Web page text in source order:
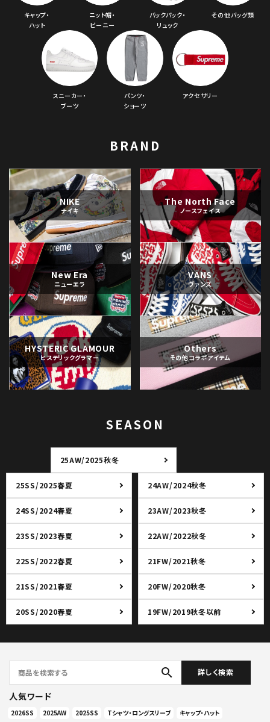
キャップ・
ハット
ニット帽・
ビーニー
バックパック・
リュック
その他バッグ類
スニーカー・
ブーツ
パンツ・
ショーツ
アクセサリー
BRAND
NIKE
ナイキ
The North Face
ノースフェイス
New Era
ニューエラ
VANS
ヴァンズ
HYSTERIC GLAMOUR
ヒステリックグラマー
Others
その他コラボアイテム
SEASON
25AW/2025秋冬
25SS/2025春夏 24AW/2024秋冬
24SS/2024春夏 23AW/2023秋冬
23SS/2023春夏 22AW/2022秋冬
22SS/2022春夏 21FW/2021秋冬
21SS/2021春夏 20FW/2020秋冬
20SS/2020春夏 19FW/2019秋冬以前
search 詳しく検索
人気ワード
2026SS 2025AW 2025SS Tシャツ・ロングスリーブ
キャップ・ハット